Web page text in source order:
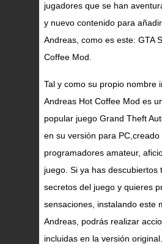
jugadores que se han
y nuevo contenido para
Andreas, como es este: GTA
Coffee Mod.
Tal y como su propio nombre
Andreas Hot Coffee Mod es
popular juego Grand Theft
en su versión para
programadores amateur,
juego. Si ya has descubiertos
secretos del juego y quieres
sensaciones, instalando este
Andreas, podrás realizar
incluidas en la versión original.